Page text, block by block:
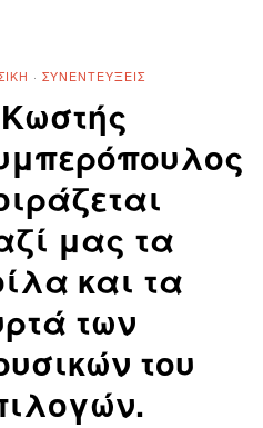
· ΣΥΝΕΝΤΕΎΞΕΙΣ
μας τα
και τα
των
του